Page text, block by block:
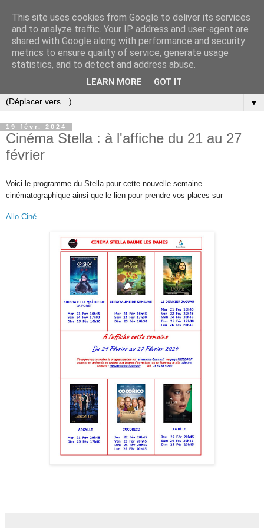
▼
19 févr. 2024
Cinéma Stella : à l'affiche du 21 au 27
février
Voici le programme du Stella pour cette nouvelle semaine
cinématographique ainsi que l e lien pour prendre vos places sur
Allo Ciné
This site uses cookies from Google to deliver its services
and to analyze traffic. Your IP address and user-agent are
shared with Google along with performance and security
metrics to ensure quality of service, generate usage
statistics, and to detect and address abuse.
LEARN MORE GOT IT